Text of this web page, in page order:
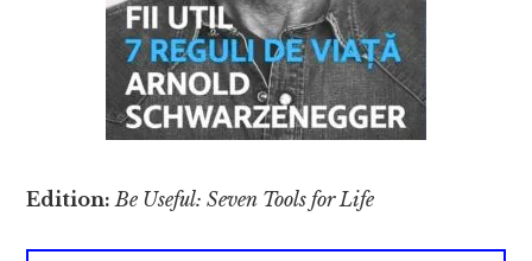
Edition:Be Useful: Seven Tools for Life